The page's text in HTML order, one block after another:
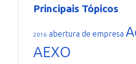
Principais Tópicos
2016 abertura de empresa
AEXO